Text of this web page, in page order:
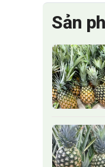
Sản